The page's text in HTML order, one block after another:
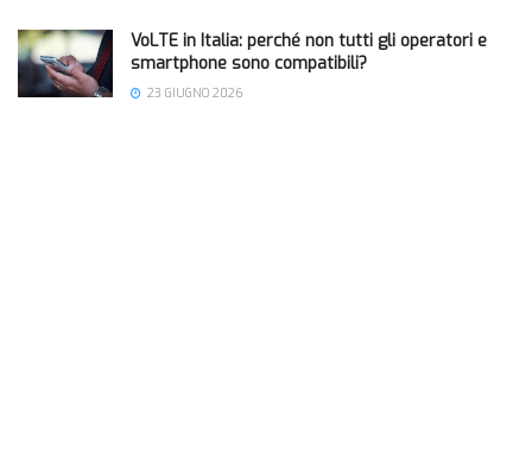
VoLTE in Italia: perché non tutti gli operatori e
smartphone sono compatibili?
23 GIUGNO 2026